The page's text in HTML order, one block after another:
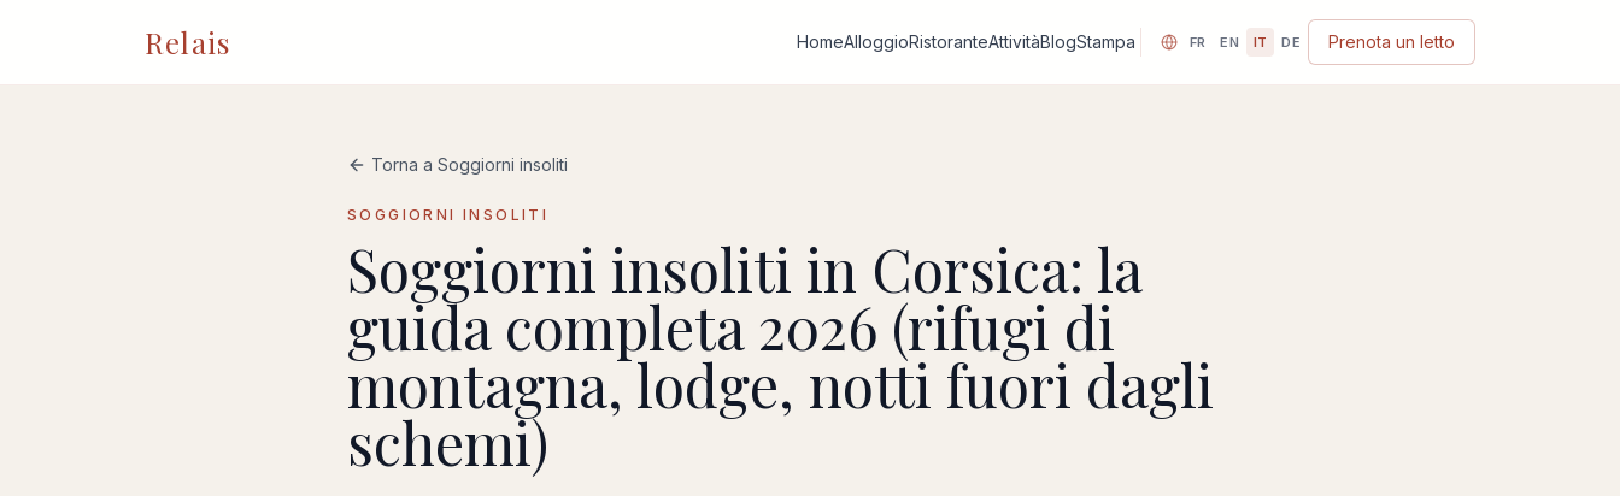
Relais HomeAlloggioRistoranteAttivitàBlogStampa FR EN IT DE Prenota un letto
Torna a Soggiorni insoliti
SOGGIORNI INSOLITI
Soggiorni insoliti in Corsica: la
guida completa 2026 (rifugi di
montagna, lodge, notti fuori dagli
schemi)